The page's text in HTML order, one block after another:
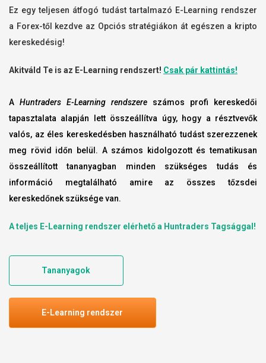
Ez egy teljesen átfogó tudást tartalmazó E-Learning rendszer
a Forex-től kezdve az Opciós stratégiákon át egészen a kripto
kereskedésig!
Akitváld Te is az E-Learning rendszert! Csak pár kattintás!
A Huntraders E-Learning rendszere számos profi kereskedői
tapasztalata alapján lett összeállítva úgy, hogy a résztvevők
valós, az éles kereskedésben használható tudást szerezzenek
meg rövid időn belül. A számos kidolgozott és tematikusan
összeállított tananyagban minden szükséges tudás és
információ megtalálható amire az összes tőzsdei
kereskedőnek szüksége van.
A teljes E-Learning rendszer elérhető a Huntraders Tagsággal!
Tananyagok
E-Learning rendszer